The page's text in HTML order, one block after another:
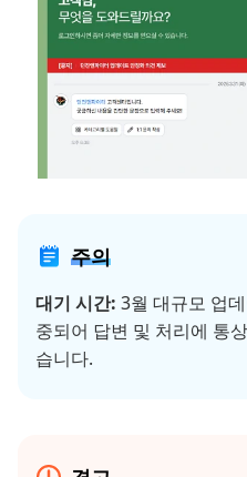
주의
대기 시간: 3월 대규모 업
중되어 답변 및 처리에 통
습니다.